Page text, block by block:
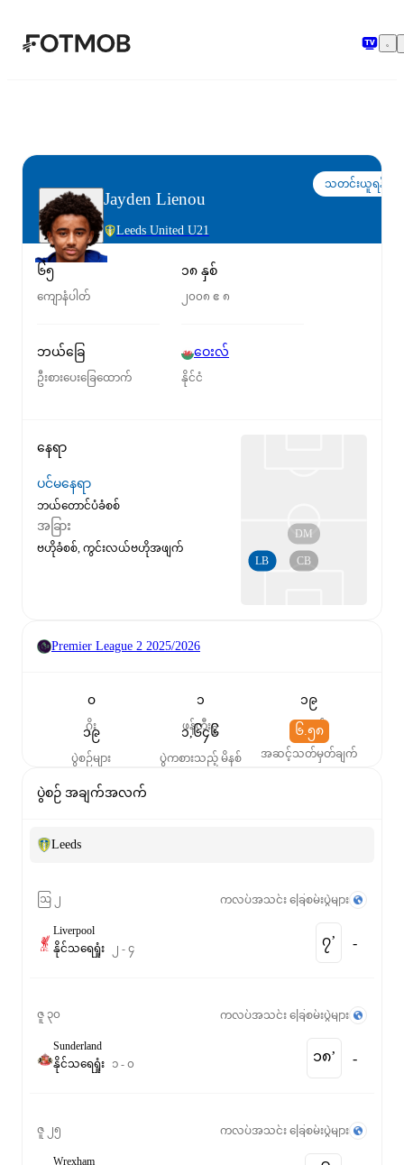
အဓိကအကြောင်းအရာသို့ ကျော်သွားရန်
Jayden Lienou
Leeds United U21
သတင်းယူရန်
၆၅
ကျောနံပါတ်
၁၈ နှစ်
၂၀၀၈ ဧ ၈
ဘယ်ခြေ
ဦးစားပေးခြေထောက်
ဝေးလ်
နိုင်ငံ
နေရာ
ပင်မနေရာ
ဘယ်တောင်ပံခံစစ်
အခြား
ဗဟိုခံစစ်, ကွင်းလယ်ဗဟိုအဖျက်
CB
LB
DM
Premier League 2 2025/2026
၀
ဂိုး
၁
ဖန်တီးမှု
၁၉
ပွဲစတင်
၁၉
ပွဲစဉ်များ
၁,၆၄၆
ပွဲကစားသည့် မိနစ်
၆.၅၈
အဆင့်သတ်မှတ်ချက်
ပွဲစဉ် အချက်အလက်
Leeds
ဩ ၂ ကလပ်အသင်း ခြေစမ်းပွဲများ
Liverpool
နိုင်သရေရှုံး ၂ - ၄ ၇‎’‎ -
ဇူ ၃၀ ကလပ်အသင်း ခြေစမ်းပွဲများ
Sunderland
နိုင်သရေရှုံး ၁- ၀ ၁၈‎’‎ -
ဇူ ၂၅ ကလပ်အသင်း ခြေစမ်းပွဲများ
Wrexham